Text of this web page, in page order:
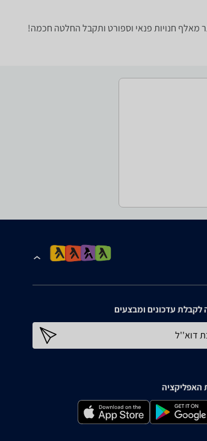
עדכונים ומבצעים
דוא''ל
האפליקציה